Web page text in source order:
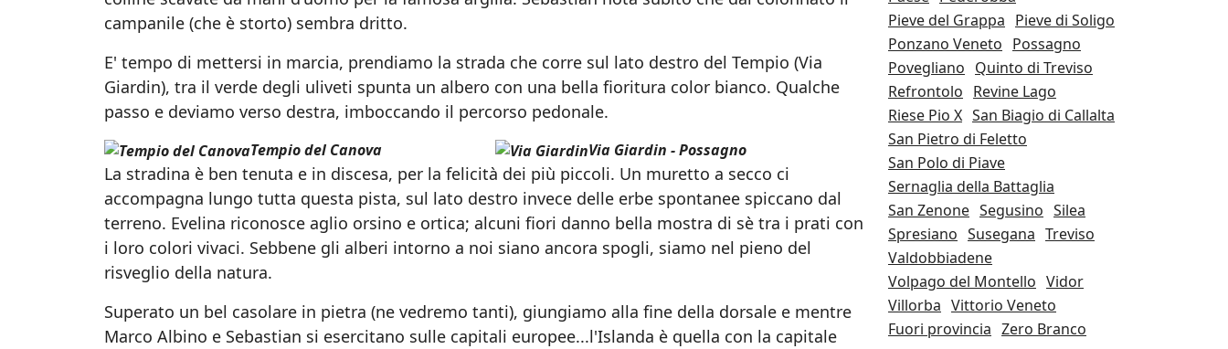
campanile (che è storto) sembra dritto.
E' tempo di mettersi in marcia, prendiamo la strada che corre sul lato destro del Tempio (Via
Giardin), tra il verde degli uliveti spunta un albero con una bella fioritura color bianco. Qualche
passo e deviamo verso destra, imboccando il percorso pedonale.
Tempio del Canova Via Giardin - Possagno
La stradina è ben tenuta e in discesa, per la felicità dei più piccoli. Un muretto a secco ci
accompagna lungo tutta questa pista, sul lato destro invece delle erbe spontanee spiccano dal
terreno. Evelina riconosce aglio orsino e ortica; alcuni fiori danno bella mostra di sè tra i prati con
i loro colori vivaci. Sebbene gli alberi intorno a noi siano ancora spogli, siamo nel pieno del
risveglio della natura.
Superato un bel casolare in pietra (ne vedremo tanti), giungiamo alla fine della dorsale e mentre
Marco Albino e Sebastian si esercitano sulle capitali europee...l'Islanda è quella con la capitale
Pieve del Grappa Pieve di Soligo
Ponzano Veneto Possagno
Povegliano Quinto di Treviso
Refrontolo Revine Lago
Riese Pio X San Biagio di Callalta
San Pietro di Feletto
San Polo di Piave
Sernaglia della Battaglia
San Zenone Segusino Silea
Spresiano Susegana Treviso
Valdobbiadene
Volpago del Montello Vidor
Villorba Vittorio Veneto
Fuori provincia Zero Branco